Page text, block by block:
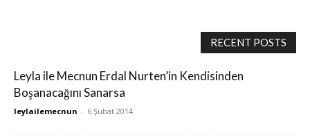
RECENT POSTS
Leyla ile Mecnun Erdal Nurten’in Kendisinden
Boşanacağını Sanarsa
leylailemecnun - 6 Şubat 2014